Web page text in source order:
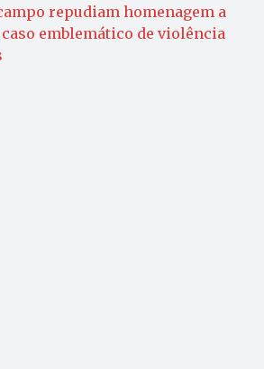
repudiam homenagem a
emblemático de violência